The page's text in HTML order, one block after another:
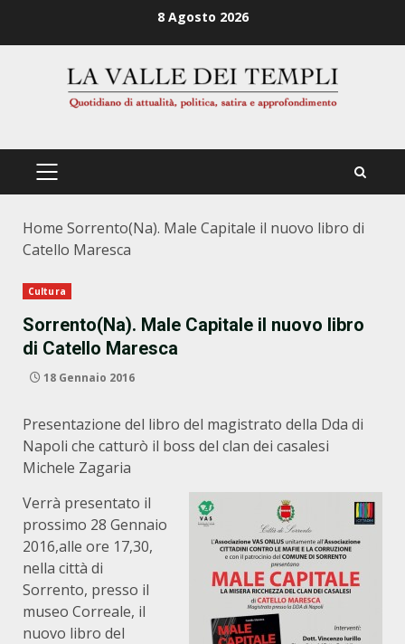
8 Agosto 2026
PRIMÄRES
Home Sorrento(Na). Male Capitale il nuovo libro di
Catello Maresca
Cultura
Sorrento(Na). Male Capitale il nuovo libro
di Catello Maresca
18 Gennaio 2016
Presentazione del libro del magistrato della Dda di
Napoli che catturò il boss del clan dei casalesi
Michele Zagaria
Verrà presentato il
prossimo 28 Gennaio
2016,alle ore 17,30,
nella città di
Sorrento, presso il
museo Correale, il
nuovo libro del